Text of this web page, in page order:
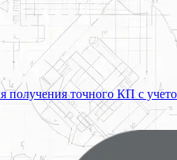
получения точного КП с